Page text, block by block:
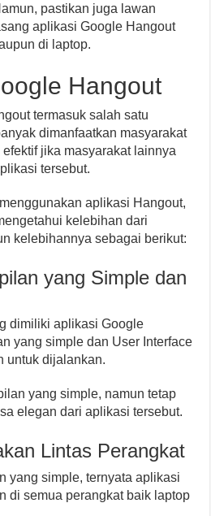
pastikan juga lawan
aplikasi Google Hangout
di laptop.
Hangout
termasuk salah satu
dimanfaatkan masyarakat
jika masyarakat lainnya
tersebut.
aplikasi Hangout,
kelebihan dari
kelebihannya sebagai berikut:
yang Simple dan
dimiliki aplikasi Google
yang simple dan User Interface
untuk dijalankan.
yang simple, namun tetap
elegan dari aplikasi tersebut.
Lintas Perangkat
yang simple, ternyata aplikasi
di semua perangkat baik laptop